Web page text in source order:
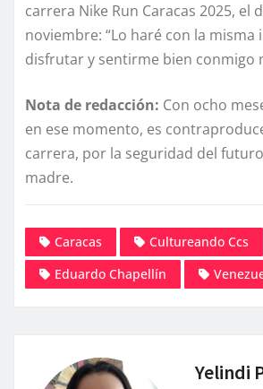
carrera Nike Run Caracas 2025, el
noviembre: “Lo haré con la misma
disfrutar y sentirme bien conmigo
Nota de redacción: Con ocho
en ese momento, es
carrera, por la seguridad del
madre.
Caracas
Cultureando Ccs
Eduardo Chapellín
Yelindi